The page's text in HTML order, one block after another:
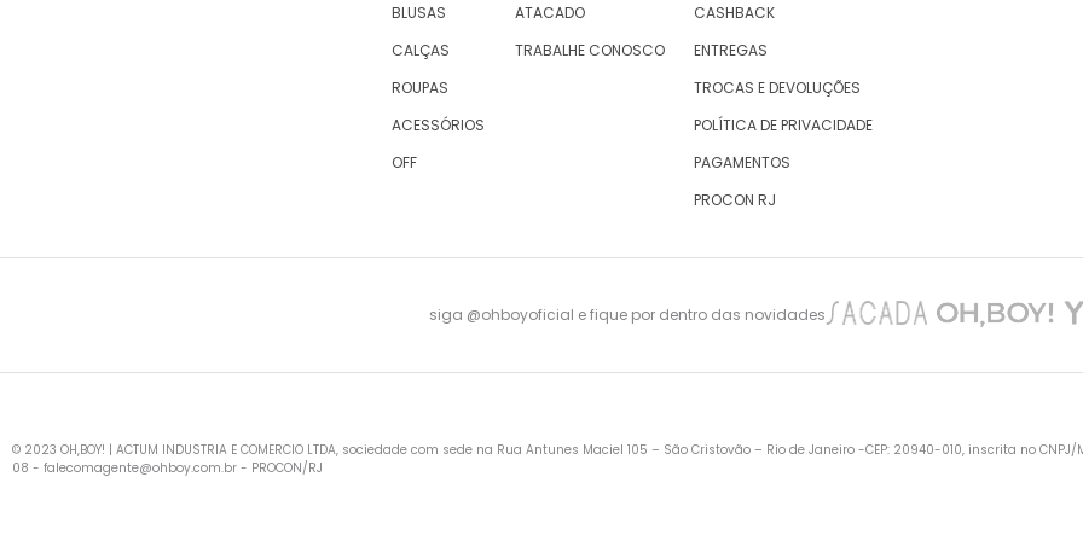
BLUSAS
CALÇAS
ROUPAS
ACESSÓRIOS
OFF
ATACADO
TRABALHE CONOSCO
CASHBACK
ENTREGAS
TROCAS E DEVOLUÇÕES
POLÍTICA DE PRIVACIDADE
PAGAMENTOS
PROCON RJ
siga @ohboyoficial e fique por dentro das novidades
© 2023 OH,BOY! | ACTUM INDUSTRIA E COMERCIO LTDA, sociedade com sede na Rua Antunes Maciel 105 – São Cristovão – Rio de Janeiro -CEP: 20940-010, inscrita no
08 - falecomagente@ohboy.com.br - PROCON/RJ